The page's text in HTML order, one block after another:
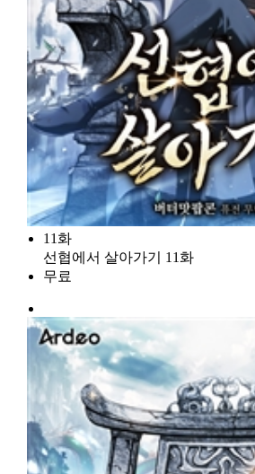
11화
선협에서 살아가기 11화
무료